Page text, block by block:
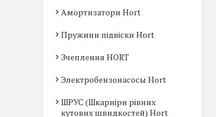
Амортизатори Hort
Пружини підвіски Hort
Зчеплення HORT
Электробензонасосы Hort
ШРУС (Шкарніри рівних
кутових швидкостей) Hort